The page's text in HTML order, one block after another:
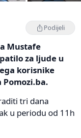
Podijeli
Mustafe
za ljude u
korisnike
tri dana
u periodu od 11h